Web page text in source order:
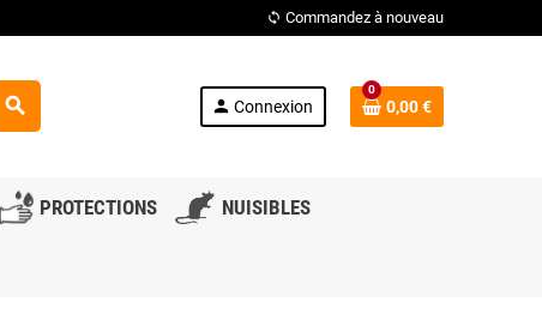
loop Commandez à nouveau
search person Connexion
0
0,00 €
PROTECTIONS NUISIBLES